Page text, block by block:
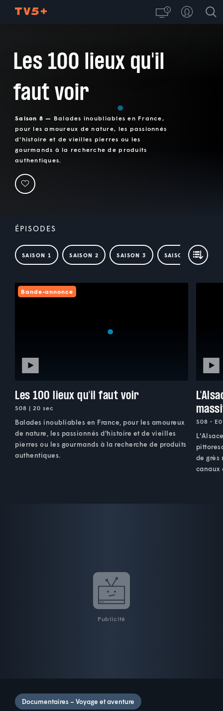
Les 100 lieux qu'il
faut voir
Saison 8 — Balades inoubliables en France,
pour les amoureux de nature, les passionnés
d'histoire et de vieilles pierres ou les
gourmands à la recherche de produits
authentiques.
ÉPISODES
SAISON 1 SAISON 2 SAISON 3 SAISON 4
Bande-annonce
Les 100 lieux qu'il faut voir
S08 | 20 sec
Balades inoubliables en France, pour les amoureux
de nature, les passionnés d'histoire et de vieilles
pierres ou les gourmands à la recherche de produits
authentiques.
S08 •
de grès
canaux
Publicité
Documentaires – Voyage et aventure